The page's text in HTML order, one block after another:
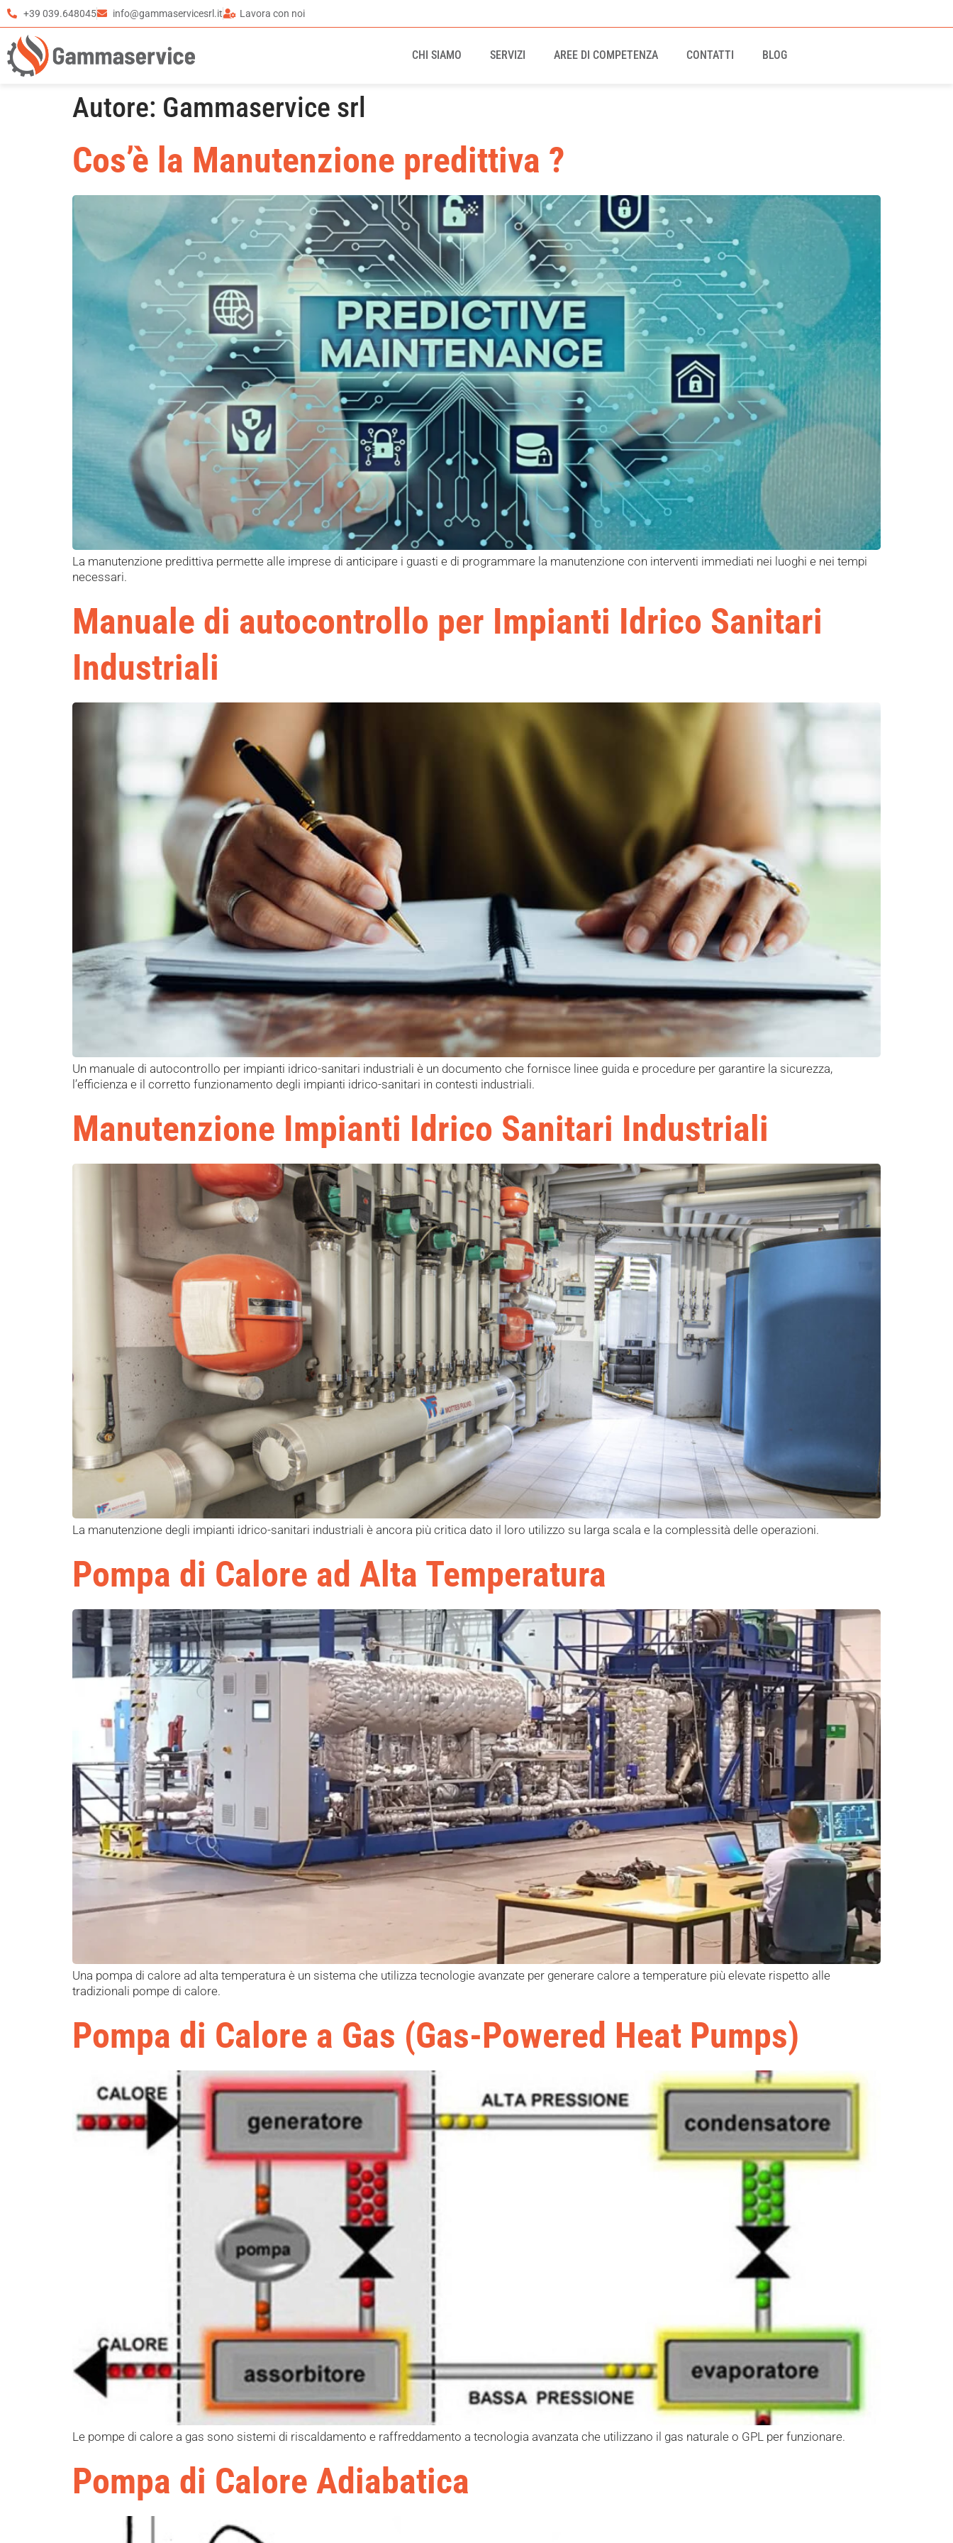
+39 039.648045 info@gammaservicesrl.it Lavora con noi
CHI SIAMO SERVIZI AREE DI COMPETENZA CONTATTI BLOG
Autore: Gammaservice srl
Cos’è la Manutenzione predittiva ?
La manutenzione predittiva permette alle imprese di anticipare i guasti e di programmare la manutenzione con interventi immediati nei luoghi e nei tempi
necessari.
Manuale di autocontrollo per Impianti Idrico Sanitari
Industriali
Un manuale di autocontrollo per impianti idrico-sanitari industriali è un documento che fornisce linee guida e procedure per garantire la sicurezza,
l’efficienza e il corretto funzionamento degli impianti idrico-sanitari in contesti industriali.
Manutenzione Impianti Idrico Sanitari Industriali
La manutenzione degli impianti idrico-sanitari industriali è ancora più critica dato il loro utilizzo su larga scala e la complessità delle operazioni.
Pompa di Calore ad Alta Temperatura
Una pompa di calore ad alta temperatura è un sistema che utilizza tecnologie avanzate per generare calore a temperature più elevate rispetto alle
tradizionali pompe di calore.
Pompa di Calore a Gas (Gas-Powered Heat Pumps)
Le pompe di calore a gas sono sistemi di riscaldamento e raffreddamento a tecnologia avanzata che utilizzano il gas naturale o GPL per funzionare.
Pompa di Calore Adiabatica